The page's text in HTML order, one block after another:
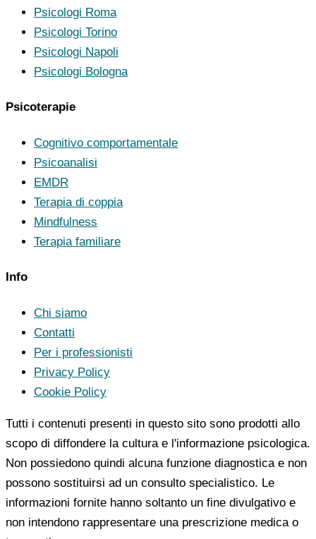
Psicologi Roma
Psicologi Torino
Psicologi Napoli
Psicologi Bologna
Psicoterapie
Cognitivo comportamentale
Psicoanalisi
EMDR
Terapia di coppia
Mindfulness
Terapia familiare
Info
Chi siamo
Contatti
Per i professionisti
Privacy Policy
Cookie Policy
Tutti i contenuti presenti in questo sito sono prodotti allo
scopo di diffondere la cultura e l'informazione psicologica.
Non possiedono quindi alcuna funzione diagnostica e non
possono sostituirsi ad un consulto specialistico. Le
informazioni fornite hanno soltanto un fine divulgativo e
non intendono rappresentare una prescrizione medica o